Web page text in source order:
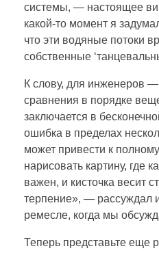
системы, — настоящее
какой-то момент я
что эти водяные потоки
собственные
К слову, для инженеров
сравнения в порядке
заключается в
ошибка в пределах
может привести к
нарисовать картину, где
важен, и кисточка весит
терпение», — рассуждал
ремесле, когда мы
Теперь представьте еще